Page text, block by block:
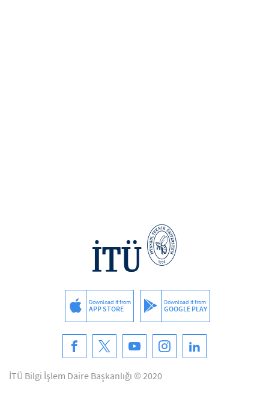
Download it from
APP STORE
Download it from
GOOGLE PLAY
İTÜ Bilgi İşlem Daire Başkanlığı © 2020